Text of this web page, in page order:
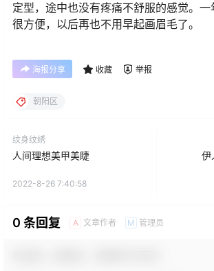
定型，途中也没有疼痛不舒服的感觉。
很方便，以后再也不用早起画眉毛了。
海报分享 收藏 举报
朝阳区
纹身纹绣
人间理想美甲美睫
2022-8-26 7:40:58
伊
0 条回复 A 文章作者 M 管理员